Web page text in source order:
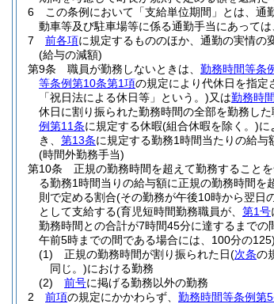
6
この条例において「支給単位期間」とは、
動車等及び駐車場等に係る通勤手当にあって
7
前各項に規定するもののほか、通勤の実情の
(給与の減額)
第9条
職員が勤務しないときは、 勤務時間等条
等条例第10条第1項の規定により代休日を指定
「祝日法による休日等」という。)又は勤務時
休日に割り振られた勤務時間の全部を勤務し
例第11条に規定する休暇(組合休暇を除く。)に
き、 第13条に規定する勤務1時間当たりの給与
(時間外勤務手当)
第10条
正規の勤務時間を超えて勤務すること
る勤務1時間当りの給与額に正規の勤務時間
則で定める割合(その勤務が午後10時から翌日
として支給する(育児短時間勤務職員が、 第1号
勤務時間との合計が7時間45分に達するまでの
午前5時までの間である場合には、100分の125)
(1)
正規の勤務時間が割り振られた日(次条の
同じ。)における勤務
(2)
前号に掲げる勤務以外の勤務
2
前項の規定にかかわらず、 勤務時間等条例第